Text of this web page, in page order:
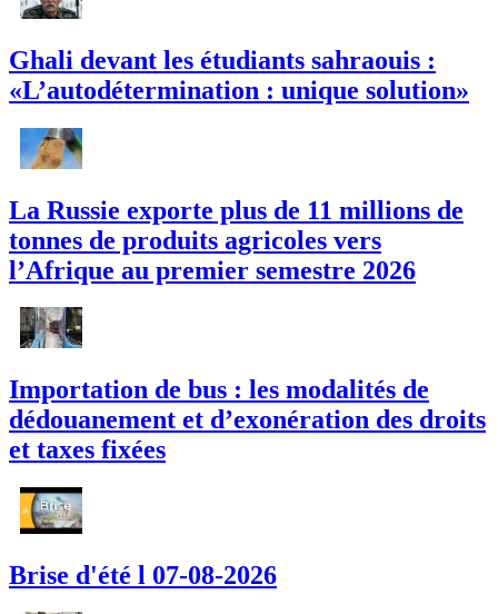
Ghali devant les étudiants sahraouis :
«L’autodétermination : unique solution»
La Russie exporte plus de 11 millions de
tonnes de produits agricoles vers
l’Afrique au premier semestre 2026
Importation de bus : les modalités de
dédouanement et d’exonération des droits
et taxes fixées
Brise d'été l 07-08-2026